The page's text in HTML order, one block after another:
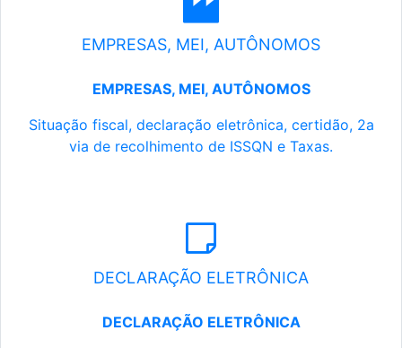
EMPRESAS, MEI, AUTÔNOMOS
EMPRESAS, MEI, AUTÔNOMOS
Situação fiscal, declaração eletrônica, certidão, 2a
via de recolhimento de ISSQN e Taxas.
DECLARAÇÃO ELETRÔNICA
DECLARAÇÃO ELETRÔNICA